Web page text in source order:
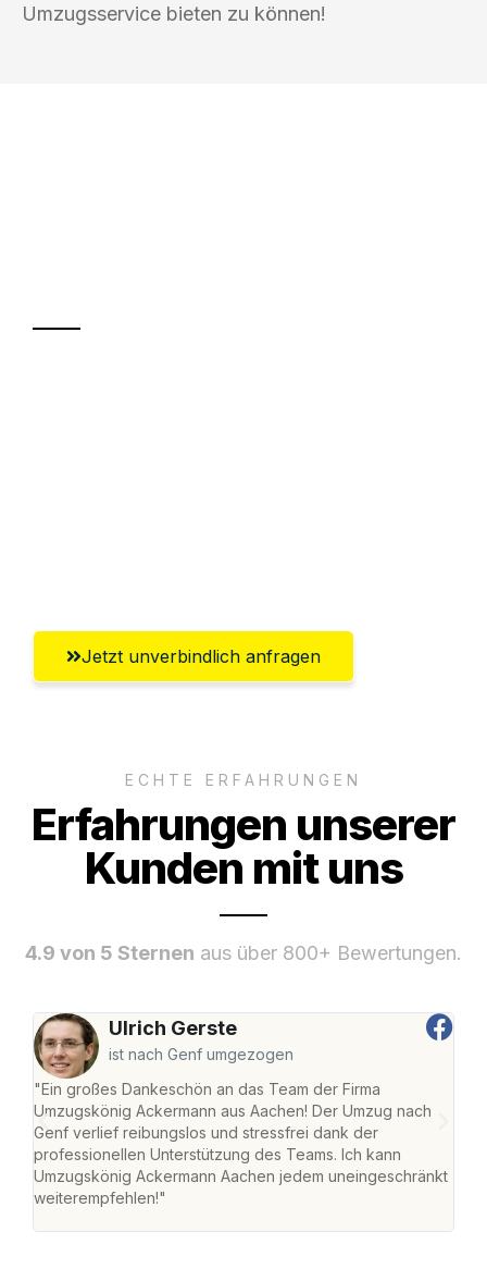
Umzugsservice bieten zu können!
Jetzt unverbindlich anfragen
ECHTE ERFAHRUNGEN
Erfahrungen unserer
Kunden mit uns
4.9 von 5 Sternen aus über 800+ Bewertungen.
Ulrich Gerste
ist nach Genf umgezogen
"Ein großes Dankeschön an das Team der Firma
Umzugskönig Ackermann aus Aachen! Der Umzug nach
Genf verlief reibungslos und stressfrei dank der
professionellen Unterstützung des Teams. Ich kann
Umzugskönig Ackermann Aachen jedem uneingeschränkt
weiterempfehlen!"